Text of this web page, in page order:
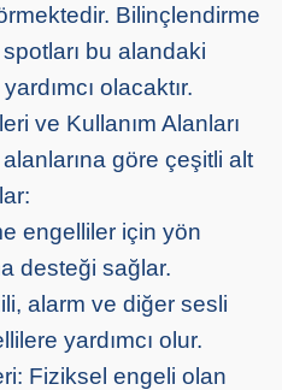
Bilinçlendirme
bu alandaki
olacaktır.
ve Kullanım Alanları
göre çeşitli alt
engelliler için yön
desteği sağlar.
alarm ve diğer sesli
yardımcı olur.
Fiziksel engeli olan